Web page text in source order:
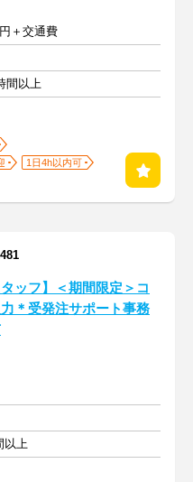
＋交通費
間以上
1日4h以内可
タッフ】＜期間限定＞コ
＊受発注サポート事務
以上